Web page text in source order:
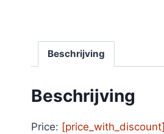
Beschrijving
Beschrijving
Price: [price_with_discount]